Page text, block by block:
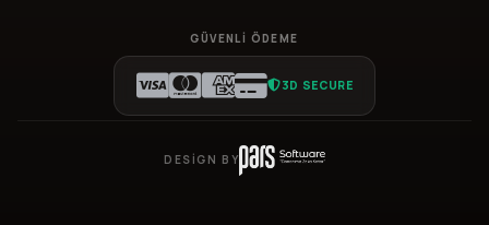
GÜVENLI ÖDEME
3D SECURE
DESIGN BY